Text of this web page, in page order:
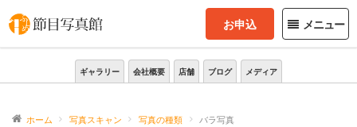
メニュー
お申込
ギャラリー 会社概要 店舗 ブログ メディア
ホーム 写真スキャン 写真の種類 バラ写真